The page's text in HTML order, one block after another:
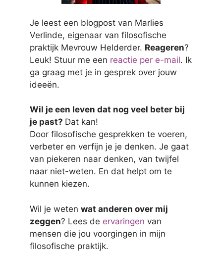
Je leest een blogpost van Marlies
Verlinde, eigenaar van filosofische
praktijk Mevrouw Helderder. Reageren?
Leuk! Stuur me een reactie per e-mail. Ik
ga graag met je in gesprek over jouw
ideeën.
Wil je een leven dat nog veel beter bij
je past? Dat kan!
Door filosofische gesprekken te voeren,
verbeter en verfijn je je denken. Je gaat
van piekeren naar denken, van twijfel
naar niet-weten. En dat helpt om te
kunnen kiezen.
Wil je weten wat anderen over mij
zeggen? Lees de ervaringen van
mensen die jou voorgingen in mijn
filosofische praktijk.